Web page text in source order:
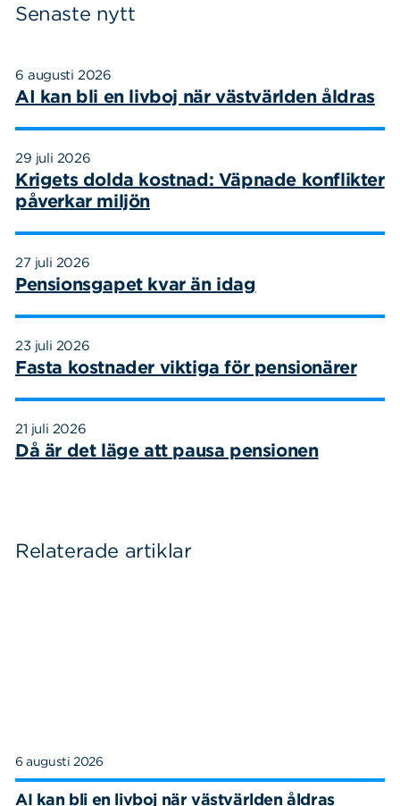
Senaste nytt
6 augusti 2026
AI kan bli en livboj när västvärlden åldras
29 juli 2026
Krigets dolda kostnad: Väpnade konflikter
påverkar miljön
27 juli 2026
Pensionsgapet kvar än idag
23 juli 2026
Fasta kostnader viktiga för pensionärer
21 juli 2026
Då är det läge att pausa pensionen
Relaterade artiklar
6 augusti 2026
AI kan bli en livboj när västvärlden åldras